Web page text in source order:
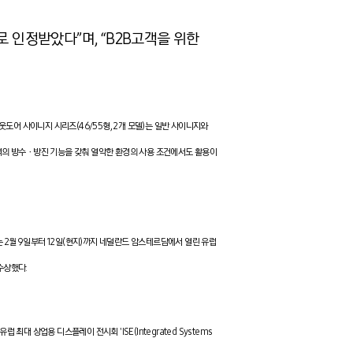
인정받았다”며, “B2B고객을 위한
어 사이니지 시리즈(46/55형, 2개 모델)는 일반 사이니지와
수ㆍ방진 기능을 갖춰 열악한 환경의 사용 조건에서도 활용이
9일부터 12일(현지)까지 네덜란드 암스테르담에서 열린 유럽
상했다.
럽 최대 상업용 디스플레이 전시회 'ISE(Integrated Systems